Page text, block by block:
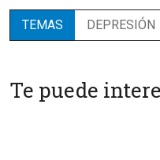
TEMAS DEPRESIÓN
Te puede